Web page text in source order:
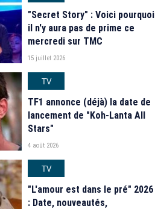
"Secret Story" : Voici pourquoi
il n'y aura pas de prime ce
mercredi sur TMC
15 juillet 2026
TV
TF1 annonce (déjà) la date de
lancement de "Koh-Lanta All
Stars"
4 août 2026
TV
"L'amour est dans le pré" 2026
: Date, nouveautés,